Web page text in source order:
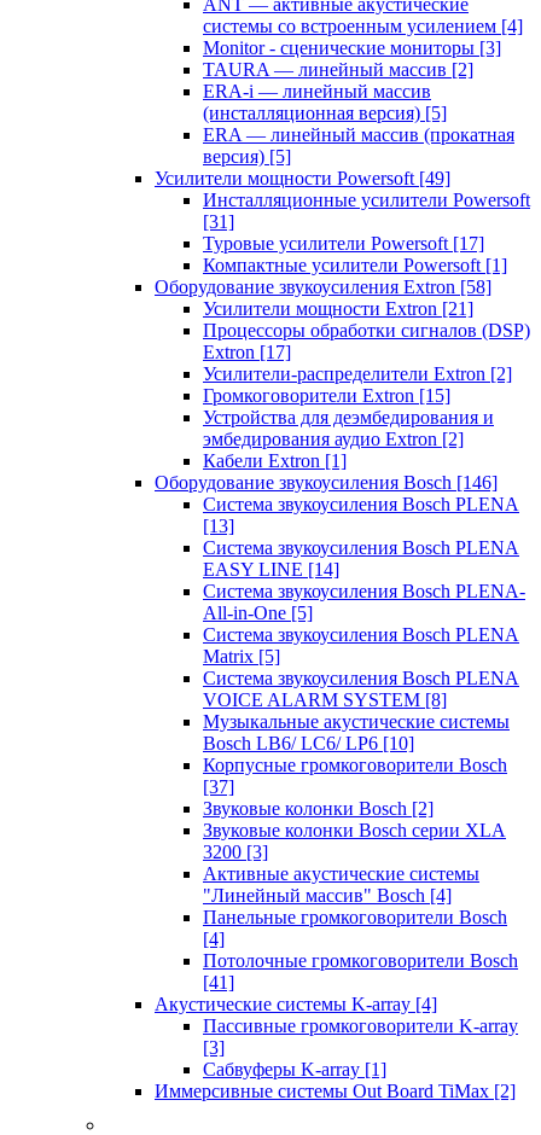
ANT — активные акустические
системы со встроенным усилением [4]
Monitor - сценические мониторы [3]
TAURA — линейный массив [2]
ERA-i — линейный массив
(инсталляционная версия) [5]
ERA — линейный массив (прокатная
версия) [5]
Усилители мощности Powersoft [49]
Инсталляционные усилители Powersoft
[31]
Туровые усилители Powersoft [17]
Компактные усилители Powersoft [1]
Оборудование звукоусиления Extron [58]
Усилители мощности Extron [21]
Процессоры обработки сигналов (DSP)
Extron [17]
Усилители-распределители Extron [2]
Громкоговорители Extron [15]
Устройства для деэмбедирования и
эмбедирования аудио Extron [2]
Кабели Extron [1]
Оборудование звукоусиления Bosch [146]
Система звукоусиления Bosch PLENA
[13]
Система звукоусиления Bosch PLENA
EASY LINE [14]
Система звукоусиления Bosch PLENA-
All-in-One [5]
Система звукоусиления Bosch PLENA
Matrix [5]
Система звукоусиления Bosch PLENA
VOICE ALARM SYSTEM [8]
Музыкальные акустические системы
Bosch LB6/ LC6/ LP6 [10]
Корпусные громкоговорители Bosch
[37]
Звуковые колонки Bosch [2]
Звуковые колонки Bosch серии XLA
3200 [3]
Активные акустические системы
"Линейный массив" Bosch [4]
Панельные громкоговорители Bosch
[4]
Потолочные громкоговорители Bosch
[41]
Акустические системы K-array [4]
Пассивные громкоговорители K-array
[3]
Сабвуферы K-array [1]
Иммерсивные системы Out Board TiMax [2]